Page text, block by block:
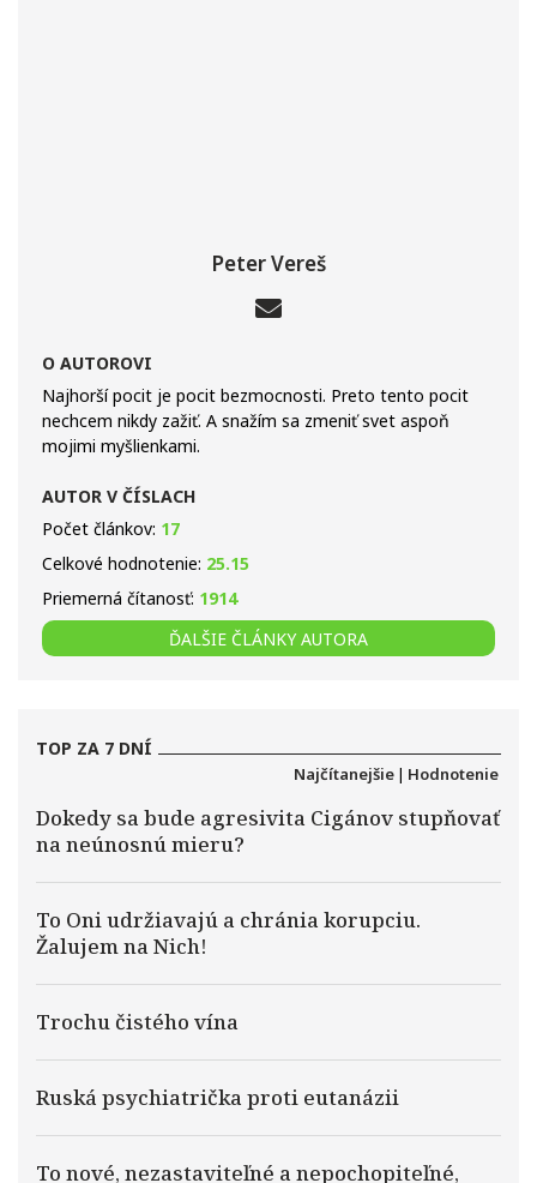
Peter Vereš
O AUTOROVI
Najhorší pocit je pocit bezmocnosti. Preto tento pocit
nechcem nikdy zažiť. A snažím sa zmeniť svet aspoň
mojimi myšlienkami.
AUTOR V ČÍSLACH
Počet článkov: 17
Celkové hodnotenie: 25.15
Priemerná čítanosť: 1914
ĎALŠIE ČLÁNKY AUTORA
TOP ZA 7 DNÍ
Najčítanejšie | Hodnotenie
Dokedy sa bude agresivita Cigánov stupňovať
na neúnosnú mieru?
To Oni udržiavajú a chránia korupciu.
Žalujem na Nich!
Trochu čistého vína
Ruská psychiatrička proti eutanázii
To nové, nezastaviteľné a nepochopiteľné,